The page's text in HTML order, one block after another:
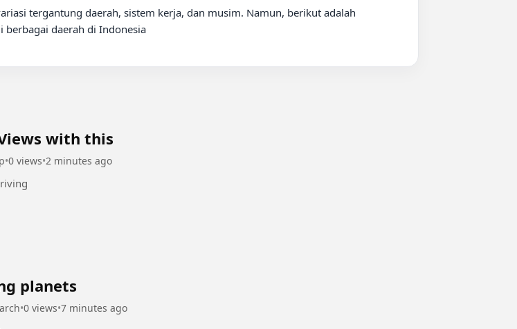
tergantung daerah, sistem kerja, dan musim. Namun, berikut adalah
berbagai daerah di Indonesia
with this
•0 views•2 minutes ago
planets
•0 views•7 minutes ago